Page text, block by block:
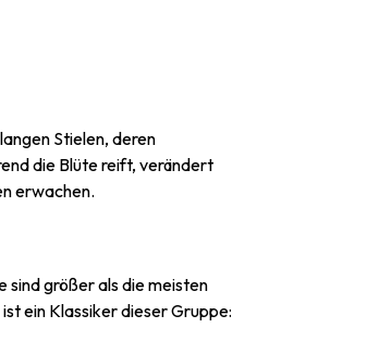
Stielen, deren
die Blüte reift, verändert
erwachen.
sind größer als die meisten
ein Klassiker dieser Gruppe: